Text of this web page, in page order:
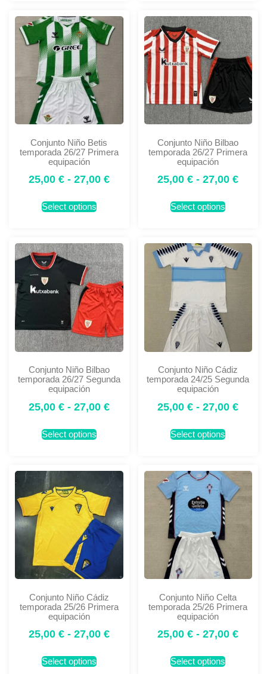
Conjunto Niño Betis
temporada 26/27 Primera
equipación
25,00 € - 27,00 €
Select options
Conjunto Niño Bilbao
temporada 26/27 Primera
equipación
25,00€ - 27,00€
Select options
Conjunto Niño Bilbao
temporada 26/27 Segunda
equipación
25,00 € - 27,00 €
Select options
Conjunto Niño Cádiz
temporada 24/25 Segunda
equipación
25,00€ - 27,00€
Select options
Conjunto Niño Cádiz
temporada 25/26 Primera
equipación
25,00 € - 27,00 €
Select options
Conjunto Niño Celta
temporada 25/26 Primera
equipación
25,00€ - 27,00€
Select options